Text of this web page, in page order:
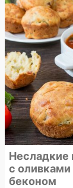
с оливками
беконом